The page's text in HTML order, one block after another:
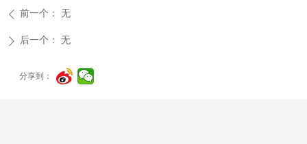
ꄴ 前一个： 无
ꄲ 后一个： 无
分享到：